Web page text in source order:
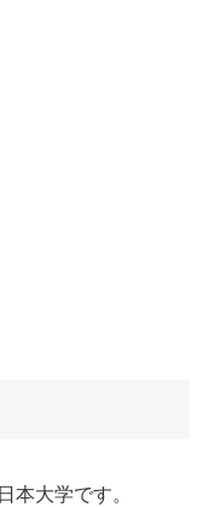
本大学です。